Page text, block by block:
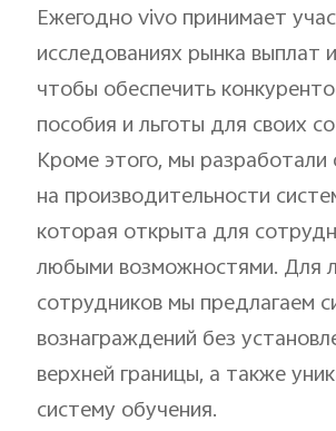
Ежегодно vivo принимает
исследованиях рынка выплат
чтобы обеспечить
пособия и льготы для своих
Кроме этого, мы разработали
на производительности
которая открыта для
любыми возможностями. Для
сотрудников мы предлагаем
вознаграждений без
верхней границы, а также
систему обучения.